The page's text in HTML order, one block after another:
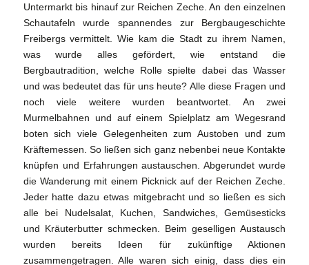
Untermarkt bis hinauf zur Reichen Zeche. An den einzelnen
Schautafeln wurde spannendes zur Bergbaugeschichte
Freibergs vermittelt. Wie kam die Stadt zu ihrem Namen,
was wurde alles gefördert, wie entstand die
Bergbautradition, welche Rolle spielte dabei das Wasser
und was bedeutet das für uns heute? Alle diese Fragen und
noch viele weitere wurden beantwortet. An zwei
Murmelbahnen und auf einem Spielplatz am Wegesrand
boten sich viele Gelegenheiten zum Austoben und zum
Kräftemessen. So ließen sich ganz nebenbei neue Kontakte
knüpfen und Erfahrungen austauschen. Abgerundet wurde
die Wanderung mit einem Picknick auf der Reichen Zeche.
Jeder hatte dazu etwas mitgebracht und so ließen es sich
alle bei Nudelsalat, Kuchen, Sandwiches, Gemüsesticks
und Kräuterbutter schmecken. Beim geselligen Austausch
wurden bereits Ideen für zukünftige Aktionen
zusammengetragen. Alle waren sich einig, dass dies ein